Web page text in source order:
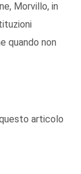
Morvillo, in
quando non
articolo